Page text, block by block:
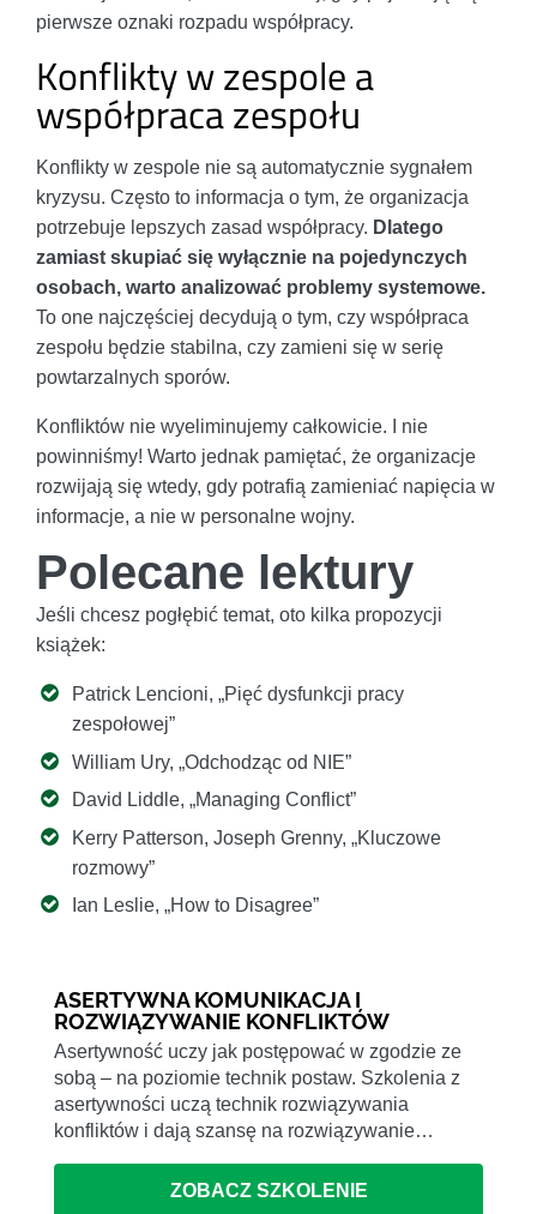
pierwsze oznaki rozpadu współpracy.
Konflikty w zespole a
współpraca zespołu
Konflikty w zespole nie są automatycznie sygnałem
kryzysu. Często to informacja o tym, że organizacja
potrzebuje lepszych zasad współpracy. Dlatego
zamiast skupiać się wyłącznie na pojedynczych
osobach, warto analizować problemy systemowe.
To one najczęściej decydują o tym, czy współpraca
zespołu będzie stabilna, czy zamieni się w serię
powtarzalnych sporów.
Konfliktów nie wyeliminujemy całkowicie. I nie
powinniśmy! Warto jednak pamiętać, że organizacje
rozwijają się wtedy, gdy potrafią zamieniać napięcia w
informacje, a nie w personalne wojny.
Polecane lektury
Jeśli chcesz pogłębić temat, oto kilka propozycji
książek:
Patrick Lencioni, „Pięć dysfunkcji pracy
zespołowej”
William Ury, „Odchodząc od NIE”
David Liddle, „Managing Conflict”
Kerry Patterson, Joseph Grenny, „Kluczowe
rozmowy”
Ian Leslie, „How to Disagree”
ASERTYWNA KOMUNIKACJA I
ROZWIĄZYWANIE KONFLIKTÓW
Asertywność uczy jak postępować w zgodzie ze
sobą – na poziomie technik postaw. Szkolenia z
asertywności uczą technik rozwiązywania
konfliktów i dają szansę na rozwiązywanie…
ZOBACZ SZKOLENIE